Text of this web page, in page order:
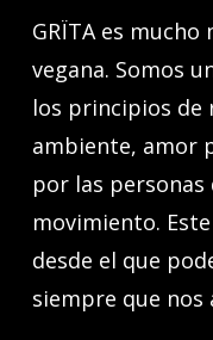
GRÏTA es
vegana. Somos
los principios de
ambiente, amor
por las
movimiento.
desde el que
siempre que nos